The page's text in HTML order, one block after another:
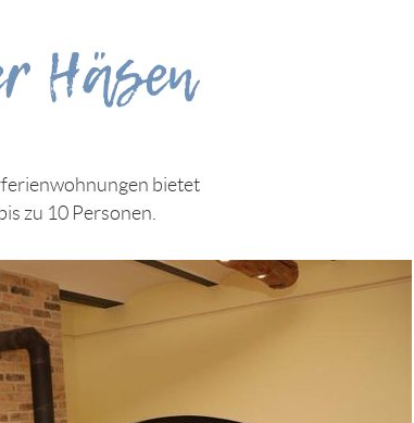
Häsen
bietet
zu 10 Personen.